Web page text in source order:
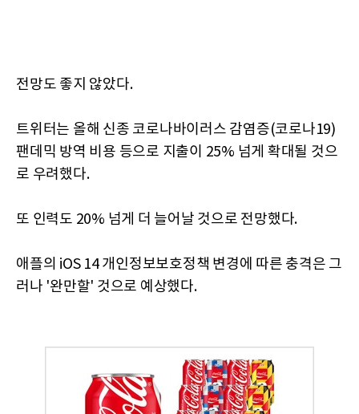
전망도 좋지 않았다.
트위터는 올해 신종 코로나바이러스 감염증(코로나19)
팬데믹 방역 비용 등으로 지출이 25% 넘게 확대될 것으
로 우려했다.
또 인력도 20% 넘게 더 늘어날 것으로 전망했다.
애플의 iOS 14 개인정보보호정책 변경에 따른 충격은 그
러나 '완만할' 것으로 예상했다.